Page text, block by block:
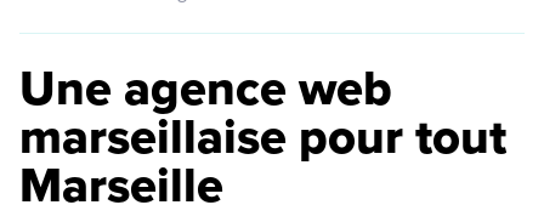
Une agence web
marseillaise pour tout
Marseille